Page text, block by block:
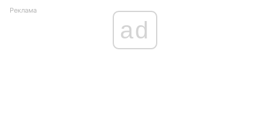
Реклама
ad